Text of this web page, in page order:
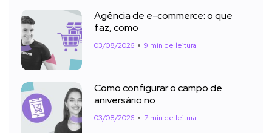
Agência de e-commerce: o que
faz, como
03/08/2026 9 min de leitura
Como configurar o campo de
aniversário no
03/08/2026 7 min de leitura